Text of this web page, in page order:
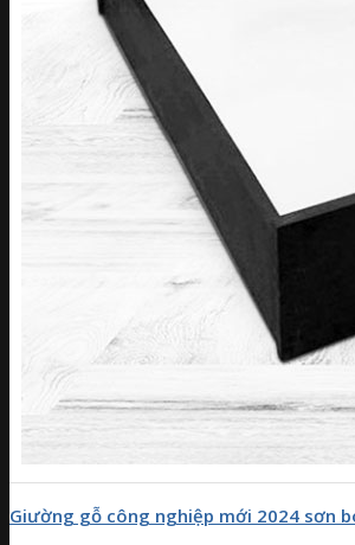
Giường gỗ công nghiệp mới 2024 sơn